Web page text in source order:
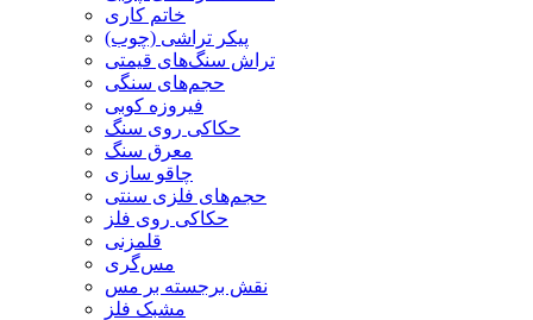
خاتم کاری
پیکر تراشی (چوب)
تراش سنگ‌های قیمتی
حجم‌های سنگی
فیروزه کوبی
حکاکی روی سنگ
معرق سنگ
چاقو سازی
حجم‌های فلزی سنتی
حکاکی روی فلز
قلمزنی
مس‌گری
نقش برجسته بر مس
مشبک فلز